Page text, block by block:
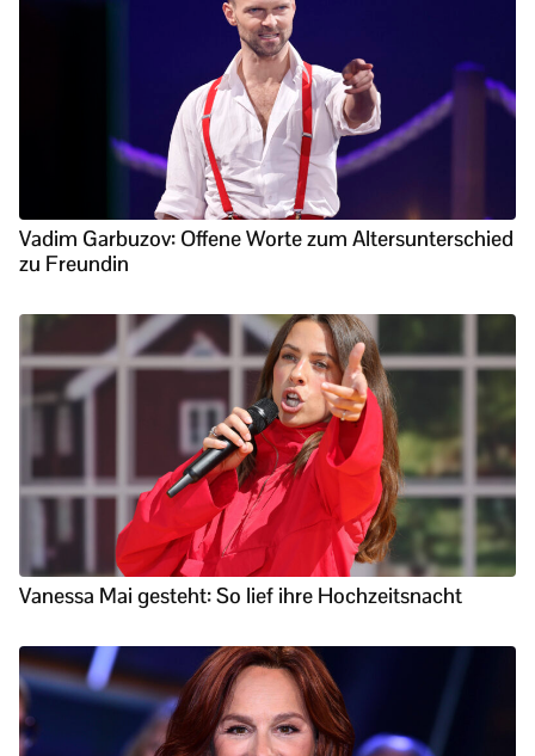
Vadim Garbuzov: Offene Worte zum Altersunterschied
zu Freundin
Vanessa Mai gesteht: So lief ihre Hochzeitsnacht